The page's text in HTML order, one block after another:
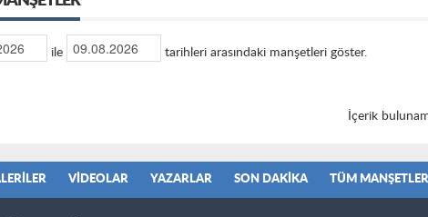
ile tarihleri arasındaki manşetleri göster.
İçerik
VIDEOLAR YAZARLAR SON DAKIKA TÜM MANŞETLER